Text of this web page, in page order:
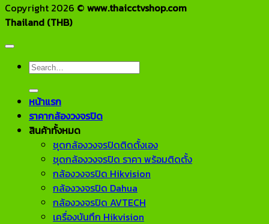
Copyright 2026 © www.thaicctvshop.com
Thailand (THB)
Search
หน้าแรก
ราคากล้องวงจรปิด
สินค้าทั้งหมด
ชุดกล้องวงจรปิดติดตั้งเอง
ชุดกล้องวงจรปิด ราคา พร้อมติดตั้ง
กล้องวงจรปิด Hikvision
กล้องวงจรปิด Dahua
กล้องวงจรปิด AVTECH
เครื่องบันทึก Hikvision